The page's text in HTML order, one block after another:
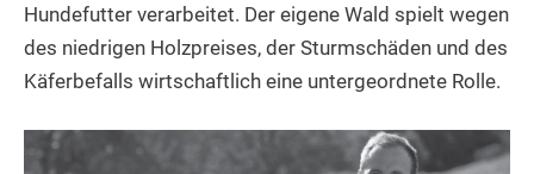
Hundefutter verarbeitet. Der eigene Wald spielt wegen
des niedrigen Holzpreises, der Sturmschäden und des
Käferbefalls wirtschaftlich eine untergeordnete Rolle.